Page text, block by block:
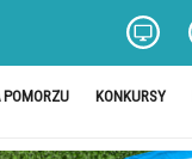
KONKURSY